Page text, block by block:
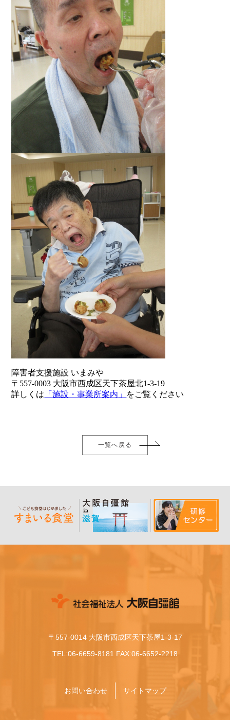
障害者支援施設 いまみや
〒557-0003 大阪市西成区天下茶屋北1-3-19
詳しくは 「施設・事業所案内」 をご覧ください
一覧へ戻る
〒557-0014 大阪市西成区天下茶屋1-3-17
TEL:06-6659-8181 FAX:06-6652-2218
お問い合わせ サイトマップ